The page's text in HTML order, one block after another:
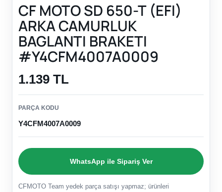
CF MOTO SD 650-T (EFI)
ARKA CAMURLUK
BAGLANTI BRAKETI
#Y4CFM4007A0009
1.139 TL
PARÇA KODU
Y4CFM4007A0009
WhatsApp ile Sipariş Ver
CFMOTO Team yedek parça satışı yapmaz; ürünleri